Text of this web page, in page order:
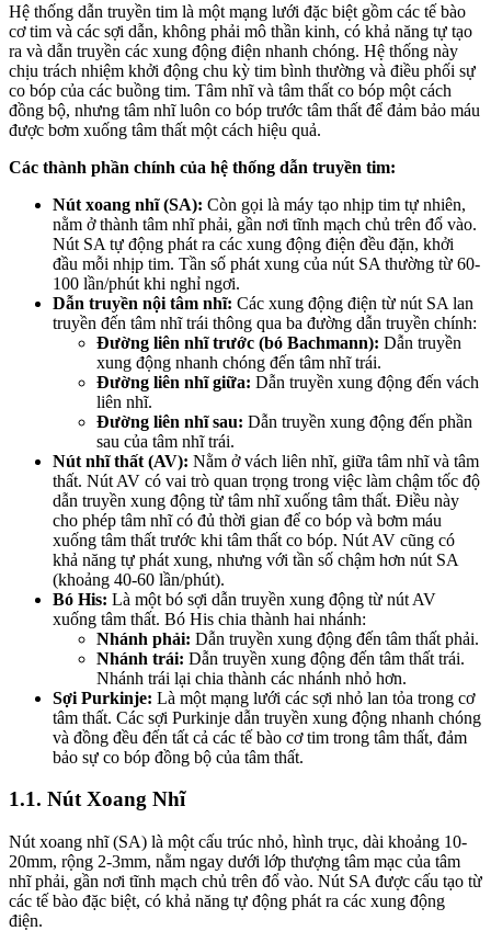
Hệ thống dẫn truyền tim là một mạng lưới đặc biệt gồm các tế bào
cơ tim và các sợi dẫn, không phải mô thần kinh, có khả năng tự tạo
ra và dẫn truyền các xung động điện nhanh chóng. Hệ thống này
chịu trách nhiệm khởi động chu kỳ tim bình thường và điều phối sự
co bóp của các buồng tim. Tâm nhĩ và tâm thất co bóp một cách
đồng bộ, nhưng tâm nhĩ luôn co bóp trước tâm thất để đảm bảo máu
được bơm xuống tâm thất một cách hiệu quả.
Các thành phần chính của hệ thống dẫn truyền tim:
Nút xoang nhĩ (SA): Còn gọi là máy tạo nhịp tim tự nhiên,
nằm ở thành tâm nhĩ phải, gần nơi tĩnh mạch chủ trên đổ vào.
Nút SA tự động phát ra các xung động điện đều đặn, khởi
đầu mỗi nhịp tim. Tần số phát xung của nút SA thường từ 60-
100 lần/phút khi nghỉ ngơi.
Dẫn truyền nội tâm nhĩ: Các xung động điện từ nút SA lan
truyền đến tâm nhĩ trái thông qua ba đường dẫn truyền chính:
Đường liên nhĩ trước (bó Bachmann): Dẫn truyền
xung động nhanh chóng đến tâm nhĩ trái.
Đường liên nhĩ giữa: Dẫn truyền xung động đến vách
liên nhĩ.
Đường liên nhĩ sau: Dẫn truyền xung động đến phần
sau của tâm nhĩ trái.
Nút nhĩ thất (AV): Nằm ở vách liên nhĩ, giữa tâm nhĩ và tâm
thất. Nút AV có vai trò quan trọng trong việc làm chậm tốc độ
dẫn truyền xung động từ tâm nhĩ xuống tâm thất. Điều này
cho phép tâm nhĩ có đủ thời gian để co bóp và bơm máu
xuống tâm thất trước khi tâm thất co bóp. Nút AV cũng có
khả năng tự phát xung, nhưng với tần số chậm hơn nút SA
(khoảng 40-60 lần/phút).
Bó His: Là một bó sợi dẫn truyền xung động từ nút AV
xuống tâm thất. Bó His chia thành hai nhánh:
Nhánh phải: Dẫn truyền xung động đến tâm thất phải.
Nhánh trái: Dẫn truyền xung động đến tâm thất trái.
Nhánh trái lại chia thành các nhánh nhỏ hơn.
Sợi Purkinje: Là một mạng lưới các sợi nhỏ lan tỏa trong cơ
tâm thất. Các sợi Purkinje dẫn truyền xung động nhanh chóng
và đồng đều đến tất cả các tế bào cơ tim trong tâm thất, đảm
bảo sự co bóp đồng bộ của tâm thất.
1.1. Nút Xoang Nhĩ
Nút xoang nhĩ (SA) là một cấu trúc nhỏ, hình trục, dài khoảng 10-
20mm, rộng 2-3mm, nằm ngay dưới lớp thượng tâm mạc của tâm
nhĩ phải, gần nơi tĩnh mạch chủ trên đổ vào. Nút SA được cấu tạo từ
các tế bào đặc biệt, có khả năng tự động phát ra các xung động
điện.